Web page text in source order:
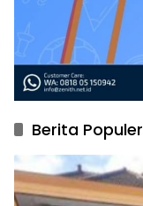
Berita Populer